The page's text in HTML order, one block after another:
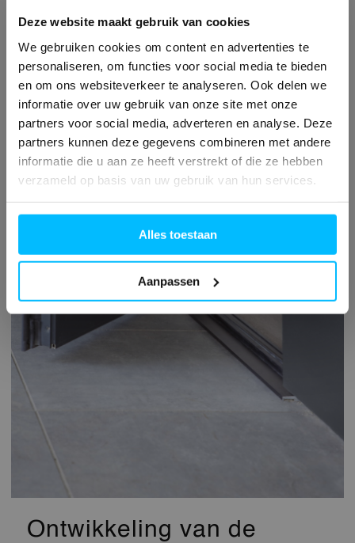
Deze website maakt gebruik van cookies
We gebruiken cookies om content en advertenties te
personaliseren, om functies voor social media te bieden
en om ons websiteverkeer te analyseren. Ook delen we
informatie over uw gebruik van onze site met onze
partners voor social media, adverteren en analyse. Deze
partners kunnen deze gegevens combineren met andere
informatie die u aan ze heeft verstrekt of die ze hebben
verzameld op basis van uw gebruik van hun services.
Alles toestaan
Aanpassen
Ontwikkeling van de